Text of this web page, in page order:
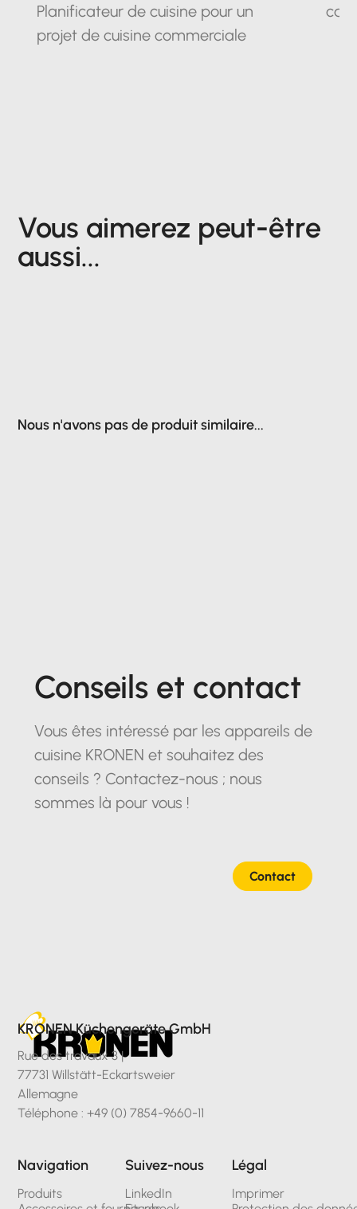
Planificateur de cuisine pour un
projet de cuisine commerciale
Vous aimerez peut-être
aussi...
Nous n'avons pas de produit similaire...
Conseils et contact
Vous êtes intéressé par les appareils de
cuisine KRONEN et souhaitez des
conseils ? Contactez-nous ; nous
sommes là pour vous !
Contact
KRONEN Küchengeräte GmbH
Rue des travaux 3 |
77731 Willstätt-Eckartsweier
Allemagne
Téléphone : +49 (0) 7854-9660-11
Navigation
Produits
Suivez-nous
LinkedIn
Légal
Imprimer